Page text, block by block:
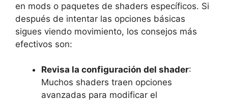
en mods o paquetes de shaders específicos. Si
después de intentar las opciones básicas
sigues viendo movimiento, los consejos más
efectivos son:
Revisa la configuración del shader:
Muchos shaders traen opciones
avanzadas para modificar el